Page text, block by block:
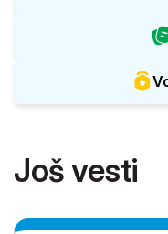
Još vesti